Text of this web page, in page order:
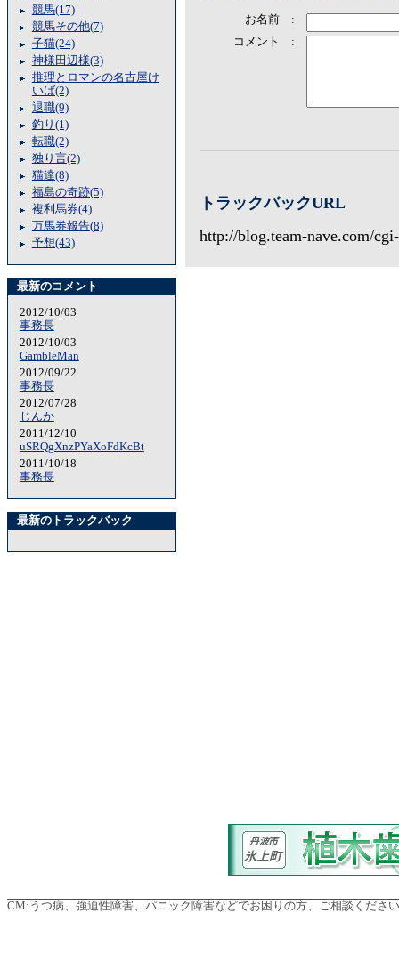
競馬(17)
競馬その他(7)
子猫(24)
神様田辺様(3)
推理とロマンの名古屋け
いば(2)
退職(9)
釣り(1)
転職(2)
独り言(2)
猫達(8)
福島の奇跡(5)
複利馬券(4)
万馬券報告(8)
予想(43)
最新のコメント
2012/10/03
事務長
2012/10/03
GambleMan
2012/09/22
事務長
2012/07/28
じんか
2011/12/10
uSRQgXnzPYaXoFdKcBt
2011/10/18
事務長
最新のトラックバック
お名前 :
コメント :
トラックバックURL
http://blog.team-nave.com/
CM: うつ病、強迫性障害、パニック障害などでお困りの方、ご相談くだ